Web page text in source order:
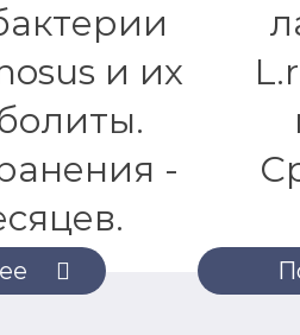
и их
-